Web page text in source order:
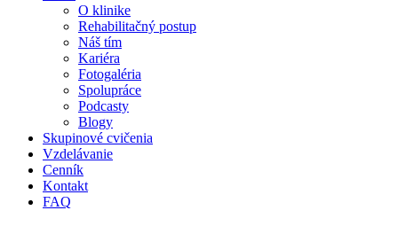
O klinike
Rehabilitačný postup
Náš tím
Kariéra
Fotogaléria
Spolupráce
Podcasty
Blogy
Skupinové cvičenia
Vzdelávanie
Cenník
Kontakt
FAQ